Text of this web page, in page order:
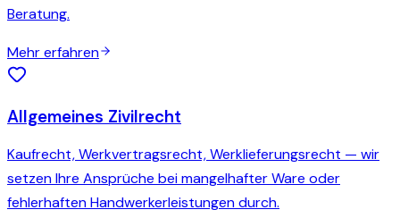
Beratung.
Mehr erfahren
Allgemeines Zivilrecht
Kaufrecht, Werkvertragsrecht, Werklieferungsrecht — wir
setzen Ihre Ansprüche bei mangelhafter Ware oder
fehlerhaften Handwerkerleistungen durch.